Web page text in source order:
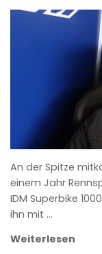
ANKE
An der Spitze
einem Jahr
IDM Superbike
ihn mit …
Weiterlesen